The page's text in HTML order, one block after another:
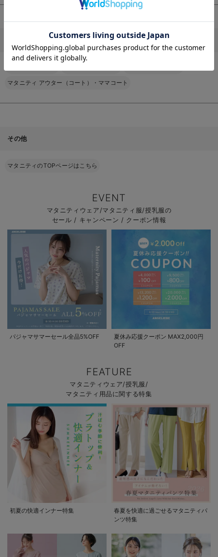
マタニティ ワンピース以外の商品はこちら
マタニティ アウター（コート）・ママコート
その他
マタニティのTOPページはこちら
EVENT
マタニティウェア/マタニティ服/授乳服の
セール / キャンペーン / クーポン情報
パジャマサマーセール全品5%OFF
夏休み応援クーポン MAX2,000円
OFF
FEATURE
マタニティウェア/授乳服/
マタニティ用品に関する特集
初夏の快適インナー特集
春夏を快適に過ごせるマタニティパ
ンツ特集
お気に入り商品を確認する